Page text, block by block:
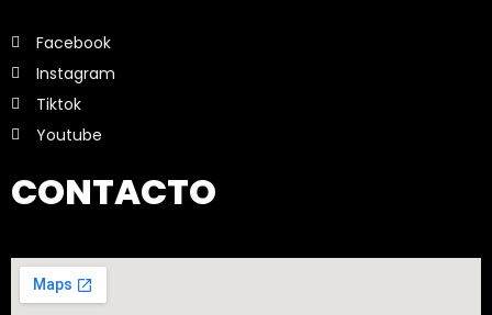
Facebook
Instagram
Tiktok
Youtube
CONTACTO